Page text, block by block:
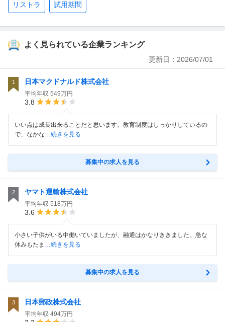
リストラ 試用期間
よく見られている企業ランキング
更新日： 2026/07/01
1 日本マクドナルド株式会社
平均年収 549万円
3.8
いい点は成長出来ることだと思います。教育制度はしっかりしているの
で、なかな…続きを見る
募集中の求人を見る
2 ヤマト運輸株式会社
平均年収 518万円
3.6
小さい子供がいる中働いていましたが、融通はかなりききました。急な
休みもたま …続きを見る
募集中の求人を見る
3 日本郵政株式会社
平均年収 494万円